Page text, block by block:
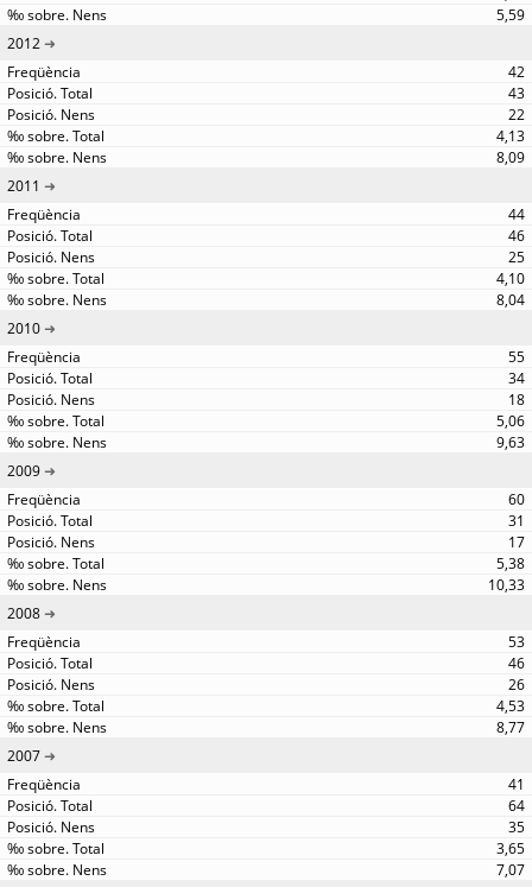
5,59
2012
42
43
22
4,13
8,09
2011
44
46
25
4,10
8,04
2010
55
34
18
5,06
9,63
2009
60
31
17
5,38
10,33
2008
53
46
26
4,53
8,77
2007
41
64
35
3,65
7,07